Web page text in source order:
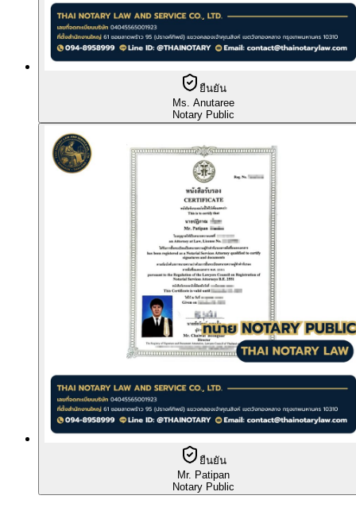
ยืนยัน
Ms. Anutaree
Notary Public
ยืนยัน
Mr. Patipan
Notary Public